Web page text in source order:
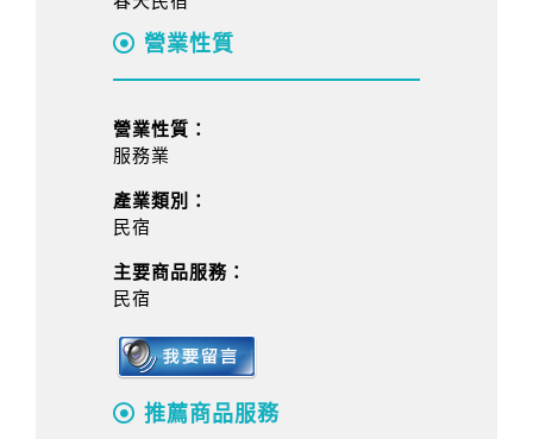
營業性質
營業性質：
服務業
產業類別：
民宿
主要商品服務：
民宿
推薦商品服務